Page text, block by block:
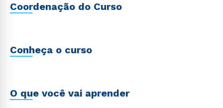
Coordenação do Curso
Conheça o curso
O que você vai aprender